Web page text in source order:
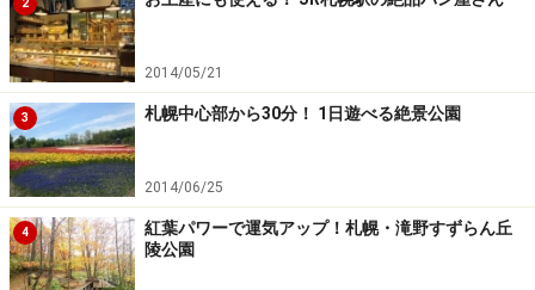
2
2014/05/21
3 札幌中心部から30分！ 1日遊べる絶景公園
2014/06/25
4
紅葉パワーで運気アップ！札幌・滝野すずらん丘
陵公園